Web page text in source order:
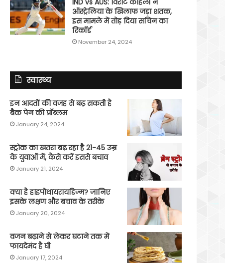
ऑस्ट्रेलिया के खिलाफ जड़ा शतक,
इस मामले में तोड़ दिया सचिन का
रिकॉर्ड
November 24, 2024
स्वास्थ्य
इन आदतों की वजह से बढ़ सकती है
बैक पेन की प्रॉब्लम
January 24, 2024
स्ट्रोक का खतरा बढ़ रहा है 21-45 उम्र
के युवाओं में, कैसे करें इससे बचाव
January 21, 2024
क्या है हाइपोथायरायडिज्म? जानिए
इसके लक्षण और बचाव के तरीके
January 20, 2024
वजन बढ़ाने से लेकर घटाने तक में
फायदेमंद है घी
January 17, 2024